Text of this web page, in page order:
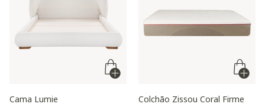
Cama Lumie
Colchão Zissou Coral Firme